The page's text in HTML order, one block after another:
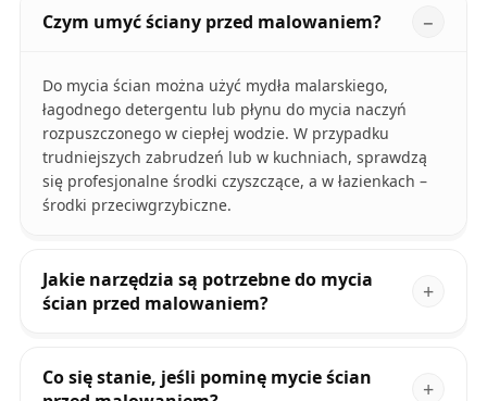
Czym umyć ściany przed malowaniem?
Do mycia ścian można użyć mydła malarskiego,
łagodnego detergentu lub płynu do mycia naczyń
rozpuszczonego w ciepłej wodzie. W przypadku
trudniejszych zabrudzeń lub w kuchniach, sprawdzą
się profesjonalne środki czyszczące, a w łazienkach –
środki przeciwgrzybiczne.
Jakie narzędzia są potrzebne do mycia
ścian przed malowaniem?
Co się stanie, jeśli pominę mycie ścian